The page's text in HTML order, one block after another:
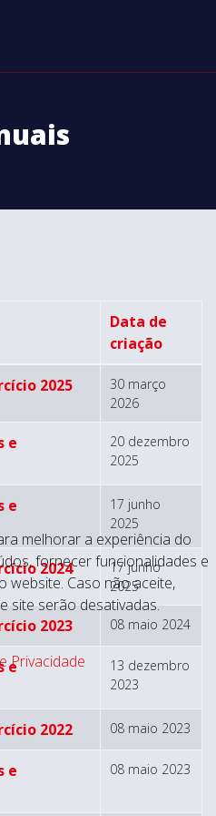
Data de
criação
2025
30 março
2026
e
20 dezembro
2025
e
17 junho
2025
2024
17 junho
2025
2023 08 maio 2024
e
13 dezembro
2023
2022 08 maio 2023
e
08 maio 2023
melhorar a experiência do
fornecer funcionalidades e
website. Caso não aceite,
site serão desativadas.
Privacidade